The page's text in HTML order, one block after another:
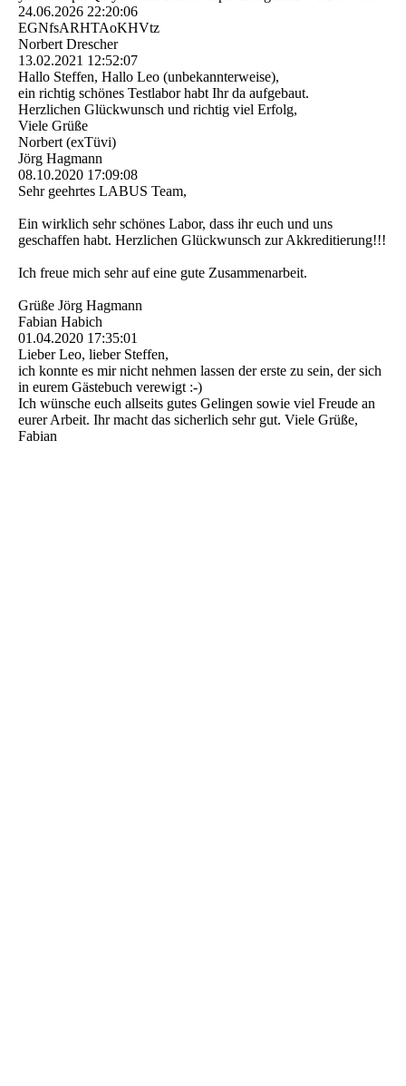
24.06.2026 22:20:06
EGNfsARHTAoKHVtz
Norbert Drescher
13.02.2021 12:52:07
Hallo Steffen, Hallo Leo (unbekannterweise),
ein richtig schönes Testlabor habt Ihr da aufgebaut.
Herzlichen Glückwunsch und richtig viel Erfolg,
Viele Grüße
Norbert (exTüvi)
Jörg Hagmann
08.10.2020 17:09:08
Sehr geehrtes LABUS Team,
Ein wirklich sehr schönes Labor, dass ihr euch und uns
geschaffen habt. Herzlichen Glückwunsch zur Akkreditierung!!!
Ich freue mich sehr auf eine gute Zusammenarbeit.
Grüße Jörg Hagmann
Fabian Habich
01.04.2020 17:35:01
Lieber Leo, lieber Steffen,
ich konnte es mir nicht nehmen lassen der erste zu sein, der sich
in eurem Gästebuch verewigt :-)
Ich wünsche euch allseits gutes Gelingen sowie viel Freude an
eurer Arbeit. Ihr macht das sicherlich sehr gut. Viele Grüße,
Fabian